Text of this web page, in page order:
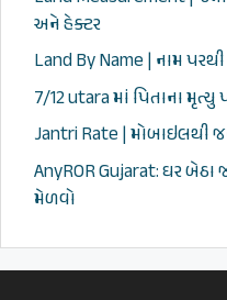
અને હેક્ટર
Land By Name | નામ
7/12 utara માં પિતાના મૃત્યુ
Jantri Rate | મોબાઇલથી
AnyROR Gujarat: ઘર બેઠા
મેળવો